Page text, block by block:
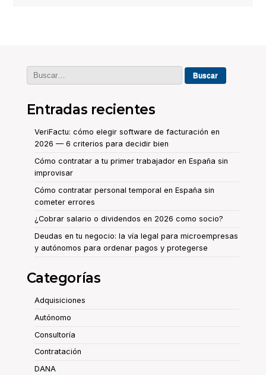
Buscar:
Entradas recientes
VeriFactu: cómo elegir software de facturación en
2026 — 6 criterios para decidir bien
Cómo contratar a tu primer trabajador en España sin
improvisar
Cómo contratar personal temporal en España sin
cometer errores
¿Cobrar salario o dividendos en 2026 como socio?
Deudas en tu negocio: la vía legal para microempresas
y autónomos para ordenar pagos y protegerse
Categorías
Adquisiciones
Autónomo
Consultoría
Contratación
DANA